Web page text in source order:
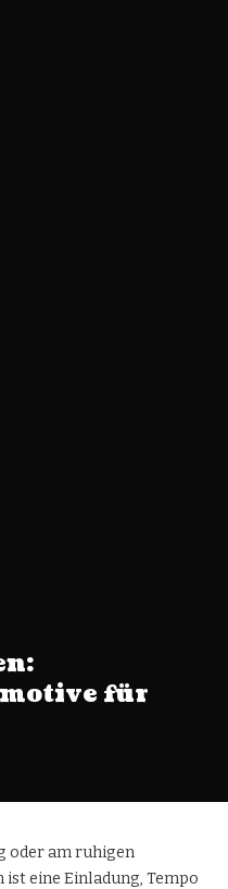
für
oder am ruhigen
ist eine Einladung, Tempo